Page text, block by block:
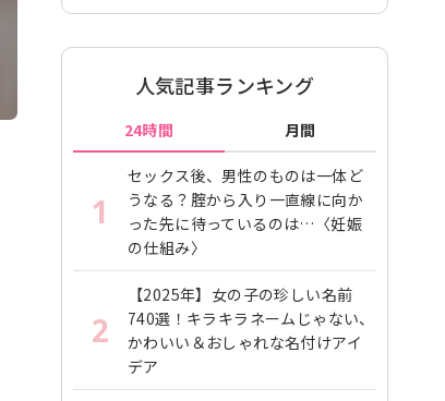
人気記事ランキング
24時間 月間
1
セックス後、男性のものは一体ど
うなる？腟から入り一直線に向か
った先に待っているのは…〈妊娠
の仕組み〉
2
【2025年】女の子の珍しい名前
740選！キラキラネームじゃない、
かわいい＆おしゃれな名付けアイ
デア